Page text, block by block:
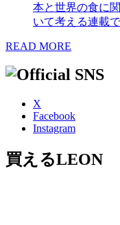
本と世界の食に
いて考える連載で
READ MORE
X
Facebook
Instagram
買えるLEON